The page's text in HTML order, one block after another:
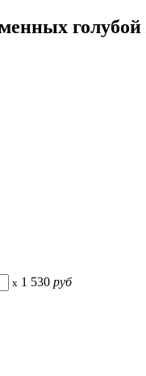
голубой
x 1 530 руб